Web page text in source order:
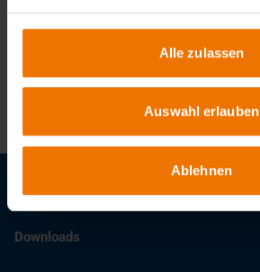
Alle zulassen
Auswahl erlauben
Ablehnen
Ansprechpartner
czysch@slv-duisburg.de
Downloads